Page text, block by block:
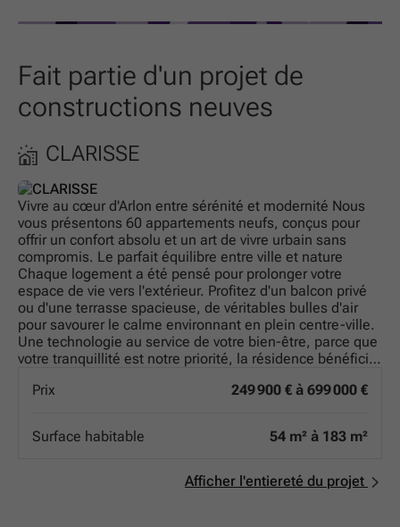
Fait partie d'un projet de
constructions neuves
CLARISSE
Vivre au cœur d'Arlon entre sérénité et modernité Nous
vous présentons 60 appartements neufs, conçus pour
offrir un confort absolu et un art de vivre urbain sans
compromis. Le parfait équilibre entre ville et nature
Chaque logement a été pensé pour prolonger votre
espace de vie vers l'extérieur. Profitez d'un balcon privé
ou d'une terrasse spacieuse, de véritables bulles d'air
pour savourer le calme environnant en plein centre-ville.
Une technologie au service de votre bien-être, parce que
votre tranquillité est notre priorité, la résidence bénéficie
de haute performance : pour un intérieur douillet en
Isolation phonique de pointe : pour vous garantir un
cocon de silence, loin de l'agitation urbaine. Que vous
allient esthétique contemporaine et durabilité au cœur
de l'une des villes les plus dynamiques de la région. Ne
Prix 249 900 € à 699 000 €
Surface habitable 54 m² à 183 m²
Afficher l'entiereté du projet